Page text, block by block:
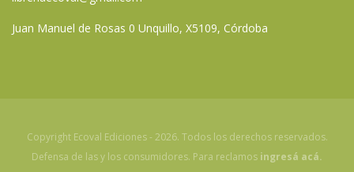
Juan Manuel de Rosas 0 Unquillo, X5109, Córdoba
Copyright Ecoval Ediciones - 2026. Todos los derechos reservados.
Defensa de las y los consumidores. Para reclamos ingresá acá.